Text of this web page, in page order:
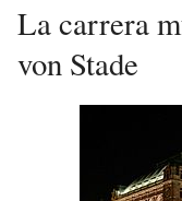
La carrera
von Stade